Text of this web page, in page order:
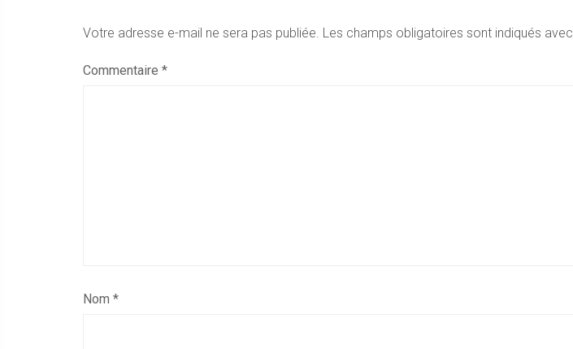
Votre adresse e-mail ne sera pas publiée. Les champs obligatoires sont indiqués avec
Commentaire *
Nom *